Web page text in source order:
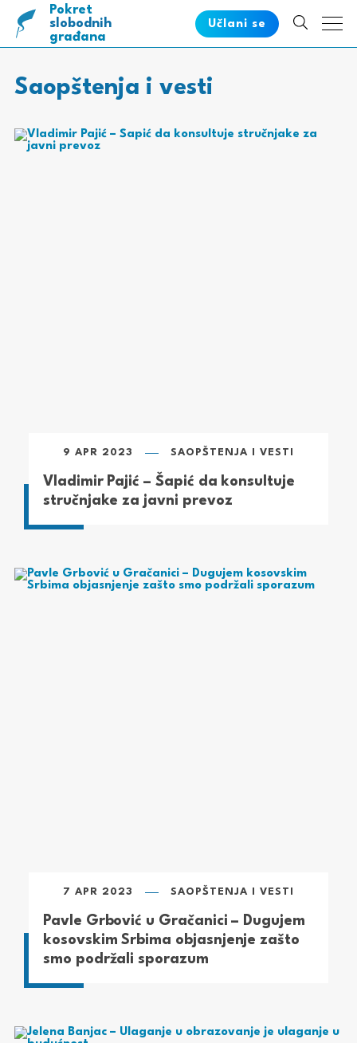
Pokret
pametnih
slobodnih
građana
Učlani se
Saopštenja i vesti
9 APR 2023 SAOPŠTENJA I VESTI
Vladimir Pajić – Šapić da konsultuje
stručnjake za javni prevoz
7 APR 2023 SAOPŠTENJA I VESTI
Pavle Grbović u Gračanici – Dugujem
kosovskim Srbima objasnjenje zašto
smo podržali sporazum